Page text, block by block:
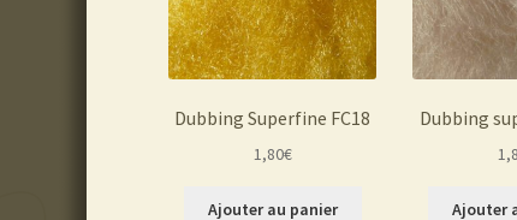
Dubbing Superfine FC18
1,80€
Ajouter au panier
Dubbing
Ajouter